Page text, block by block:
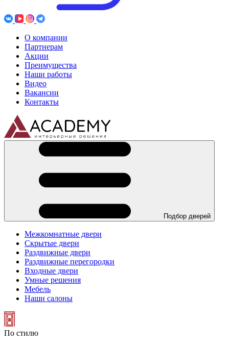
О компании
Партнерам
Акции
Преимущества
Наши работы
Видео
Вакансии
Контакты
Подбор дверей
Межкомнатные двери
Скрытые двери
Раздвижные двери
Раздвижные перегородки
Входные двери
Умные решения
Мебель
Наши салоны
По стилю